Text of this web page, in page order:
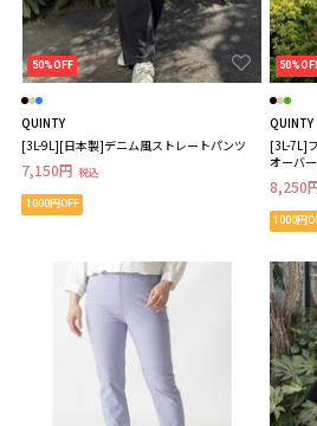
50%OFF
QUINTY
[3L-9L][日本製]デニム風ストレートパンツ
7,150円 税込
1000円OFF
QUINTY
[3L-7L]
オーバー
8,250
1000円